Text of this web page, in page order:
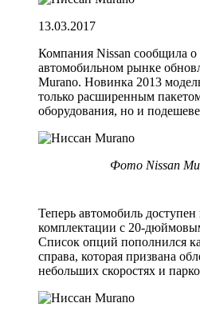
13.03.2017
Компания Nissan сообщила
автомобильном рынке
Murano. Новинка 2013
только расширенным
оборудования, но и
Фото Nissan
Теперь автомобиль
комплектации с 20-
Список опций пополнился
справа, которая призвана
небольших скоростях и